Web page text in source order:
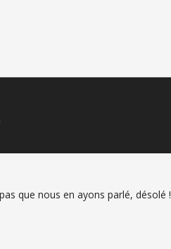
que nous en ayons parlé, désolé !